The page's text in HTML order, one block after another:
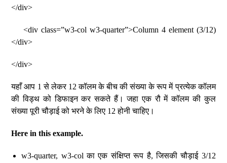
</div>
<div class=”w3-col w3-quarter”>Column 4 element (3/12)
</div>
</div>
यहाँ आप 1 से लेकर 12 कॉलम के बीच की संख्या के रूप में प्रत्येक कॉलम
की विड्थ को डिफाइन कर सकते हैं। जहा एक रौ में कॉलम की कुल
संख्या पूरी चौड़ाई को भरने के लिए 12 होनी चाहिए।
Here in this example.
w3-quarter, w3-col का एक संक्षिप्त रूप है, जिसकी चौड़ाई 3/12